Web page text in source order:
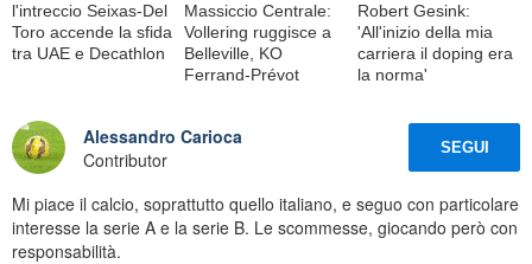
l'intreccio Seixas-Del
Toro accende la sfida
tra UAE e Decathlon
Massiccio Centrale:
Vollering ruggisce a
Belleville, KO
Ferrand-Prévot
Robert Gesink:
'All'inizio della mia
carriera il doping era
la norma'
Alessandro Carioca
Contributor
SEGUI
Mi piace il calcio, soprattutto quello italiano, e seguo con particolare
interesse la serie A e la serie B. Le scommesse, giocando però con
responsabilità.